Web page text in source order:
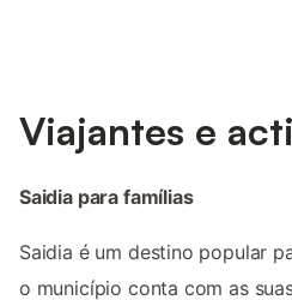
Viajantes e
Saidia para famílias
Saidia é um destino popular
o município conta com as